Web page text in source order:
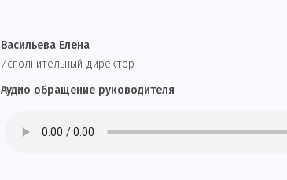
Васильева Елена
И сполнительный директор
Аудио обращение руководителя